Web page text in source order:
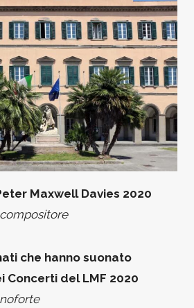
Maxwell Davies 2020
compositore
che hanno suonato
Concerti del LMF 2020